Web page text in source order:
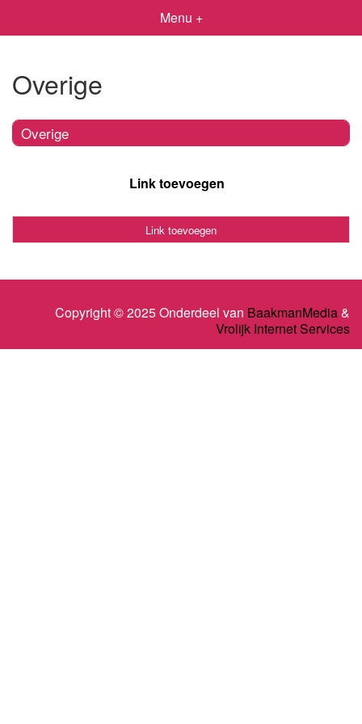
Menu +
Overige
Overige
Link toevoegen
Link toevoegen
Copyright © 2025 Onderdeel van BaakmanMedia&
Vrolijk Internet Services